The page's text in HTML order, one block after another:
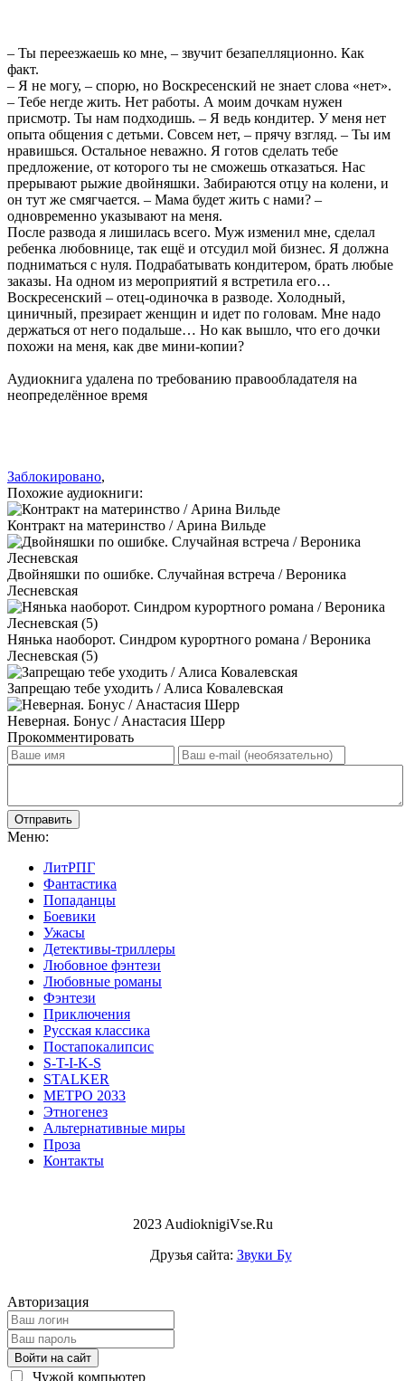
– Ты переезжаешь ко мне, – звучит безапелляционно. Как
факт.
– Я не могу, – спорю, но Воскресенский не знает слова «нет».
– Тебе негде жить. Нет работы. А моим дочкам нужен
присмотр. Ты нам подходишь. – Я ведь кондитер. У меня нет
опыта общения с детьми. Совсем нет, – прячу взгляд. – Ты им
нравишься. Остальное неважно. Я готов сделать тебе
предложение, от которого ты не сможешь отказаться. Нас
прерывают рыжие двойняшки. Забираются отцу на колени, и
он тут же смягчается. – Мама будет жить с нами? –
одновременно указывают на меня.
После развода я лишилась всего. Муж изменил мне, сделал
ребенка любовнице, так ещё и отсудил мой бизнес. Я должна
подниматься с нуля. Подрабатывать кондитером, брать любые
заказы. На одном из мероприятий я встретила его…
Воскресенский – отец-одиночка в разводе. Холодный,
циничный, презирает женщин и идет по головам. Мне надо
держаться от него подальше… Но как вышло, что его дочки
похожи на меня, как две мини-копии?
Аудиокнига удалена по требованию правообладателя на
неопределённое время
Заблокировано,
Похожие аудиокниги:
Контракт на материнство / Арина Вильде
Двойняшки по ошибке. Случайная встреча / Вероника
Лесневская
Нянька наоборот. Синдром курортного романа / Вероника
Лесневская (5)
Запрещаю тебе уходить / Алиса Ковалевская
Неверная. Бонус / Анастасия Шерр
Прокомментировать
Отправить
Меню:
ЛитРПГ
Фантастика
Попаданцы
Боевики
Ужасы
Детективы-триллеры
Любовное фэнтези
Любовные романы
Фэнтези
Приключения
Русская классика
Постапокалипсис
S-T-I-K-S
STALKER
МЕТРО 2033
Этногенез
Альтернативные миры
Проза
Контакты
2023 AudioknigiVse.Ru
Друзья сайта: Звуки Бу
Авторизация
Войти на сайт
Чужой компьютер